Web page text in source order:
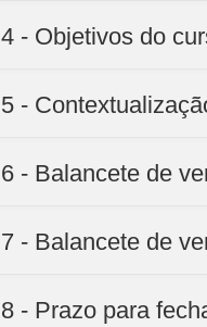
4 - Objetivos do
5 -
6 - Balancete de
7 - Balancete de
8 - Prazo para